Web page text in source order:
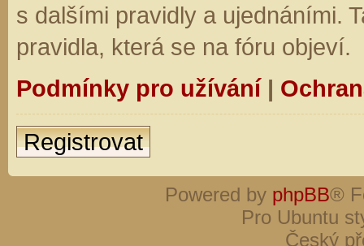
s dalšími pravidly a ujednáními.
pravidla, která se na fóru objeví.
Podmínky pro užívání|
Registrovat
Powered by phpBB®
Pro Ubuntu
Český